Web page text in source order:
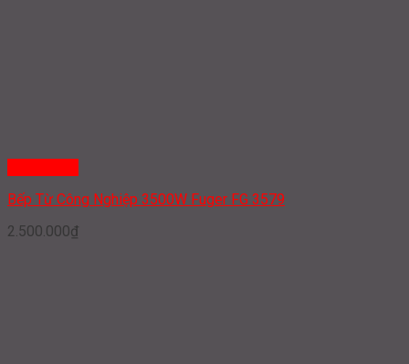
Bếp Từ Công Nghiệp 3500W Fuger FG 3579
2.500.000₫